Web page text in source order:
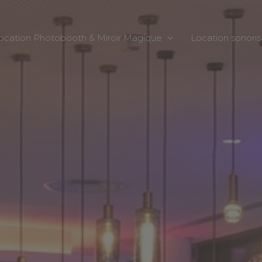
Photobooth & Miroir Magique Location